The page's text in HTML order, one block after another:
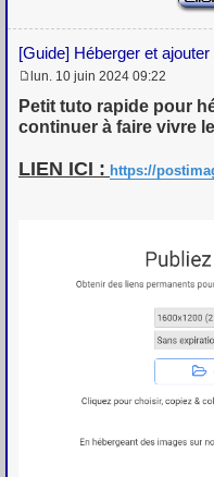
[Guide] Héberger et
e
s
g
e
lun. 10 juin 2024 09:22
Petit tuto rapide pour
continuer à faire vivre
LIEN ICI : https://